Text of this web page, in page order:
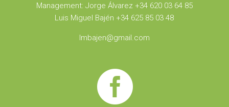
Management: Jorge Álvarez +34 620 03 64 85
Luis Miguel Bajén +34 625 85 03 48
lmbajen@gmail.com
